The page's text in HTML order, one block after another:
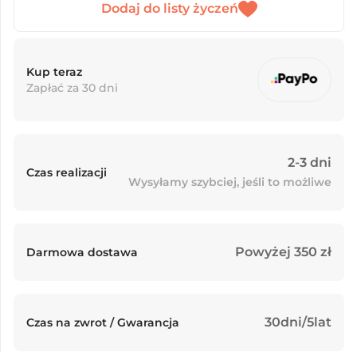
Kup teraz
Zapłać za 30 dni
Czas realizacji
2-3 dni
Wysyłamy szybciej, jeśli to możliwe
Darmowa dostawa Powyżej 350 zł
Czas na zwrot / Gwarancja 30dni/5lat